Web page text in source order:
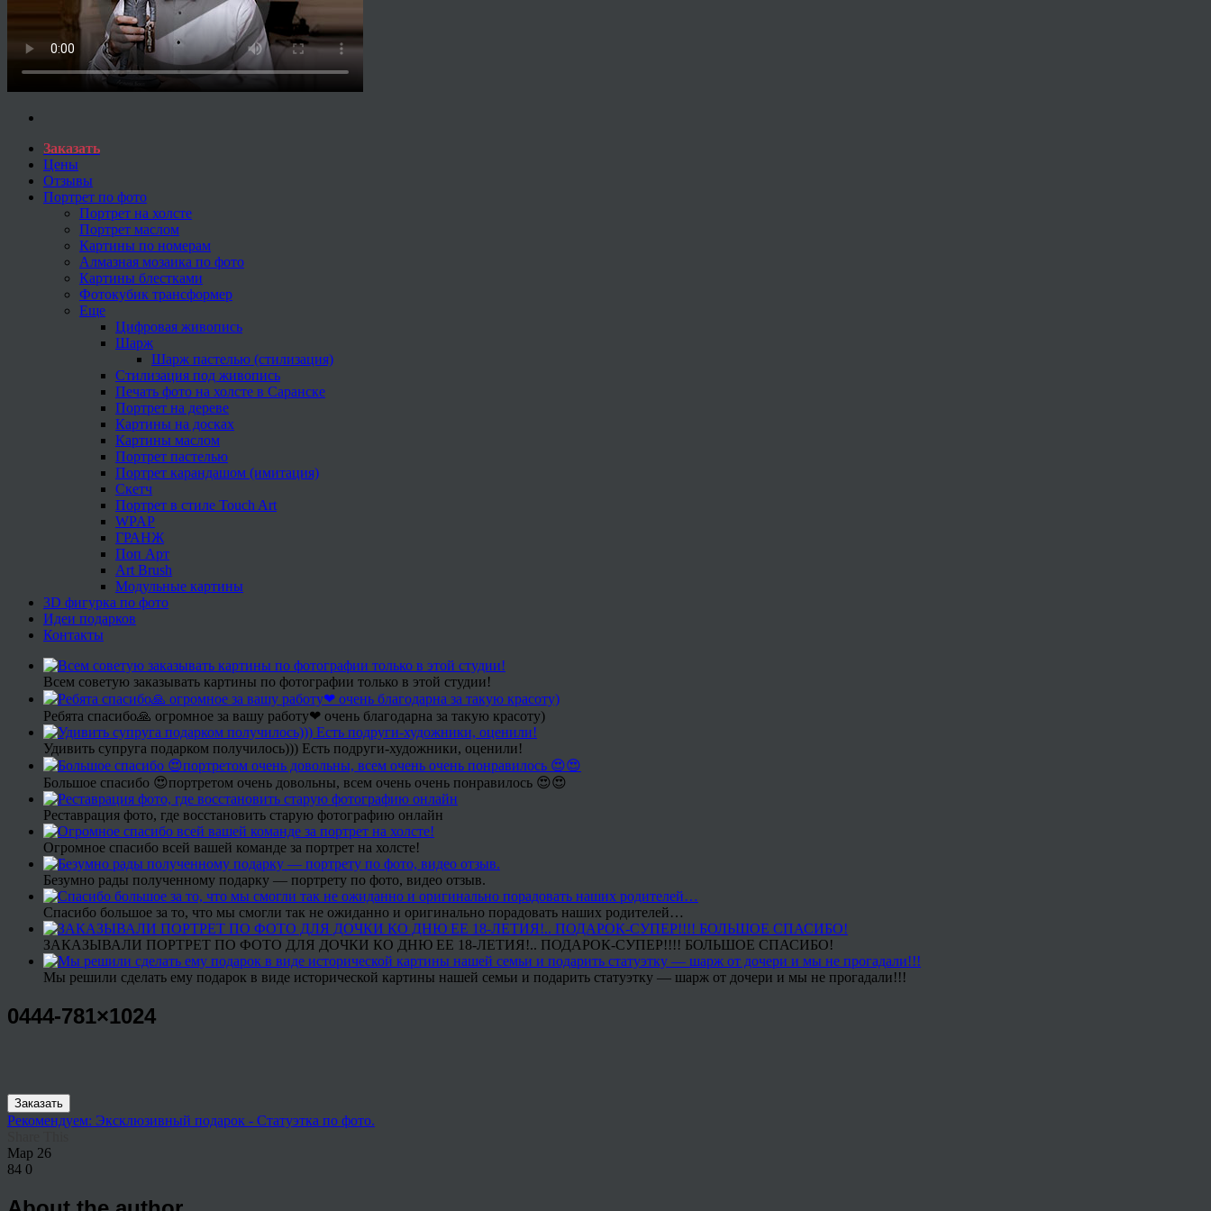
Заказать
Цены
Отзывы
Портрет по фото
Портрет на холсте
Портрет маслом
Картины по номерам
Алмазная мозаика по фото
Картины блестками
Фотокубик трансформер
Еще
Цифровая живопись
Шарж
Шарж пастелью (стилизация)
Стилизация под живопись
Печать фото на холсте в Саранске
Портрет на дереве
Картины на досках
Картины маслом
Портрет пастелью
Портрет карандашом (имитация)
Скетч
Портрет в стиле Touch Art
WPAP
ГРАНЖ
Поп Арт
Art Brush
Модульные картины
3D фигурка по фото
Идеи подарков
Контакты
Всем советую заказывать картины по фотографии только в этой студии!
Ребята спасибо🙏 огромное за вашу работу❤ очень благодарна за такую красоту)
Удивить супруга подарком получилось))) Есть подруги-художники, оценили!
Большое спасибо 😍портретом очень довольны, всем очень очень понравилось 😍😍
Реставрация фото, где восстановить старую фотографию онлайн
Огромное спасибо всей вашей команде за портрет на холсте!
Безумно рады полученному подарку — портрету по фото, видео отзыв.
Спасибо большое за то, что мы смогли так не ожиданно и оригинально порадовать наших родителей…
ЗАКАЗЫВАЛИ ПОРТРЕТ ПО ФОТО ДЛЯ ДОЧКИ КО ДНЮ ЕЕ 18-ЛЕТИЯ!.. ПОДАРОК-СУПЕР!!!! БОЛЬШОЕ СПАСИБО!
Мы решили сделать ему подарок в виде исторической картины нашей семьи и подарить статуэтку — шарж от дочери и мы не прогадали!!!
0444-781×1024
Заказать
Рекомендуем: Эксклюзивный подарок - Статуэтка по фото.
Мар 26
84 0